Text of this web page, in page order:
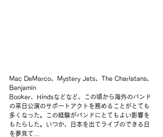
Mac DeMarco、Mystery Jets、The Charlatans、
Benjamin
Booker、Hindsなどなど、この頃から海外のバンド
の来日公演のサポートアクトを務めることがとても
多くなった。この経験がバンドにとてもよい影響を
もたらした。いつか、日本を出てライブのできる日
を夢見て…